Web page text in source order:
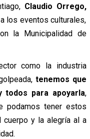
Claudio Orrego,
los eventos culturales,
la Municipalidad de
como la industria
tenemos que
para apoyarla,
podamos tener estos
y la alegría al a